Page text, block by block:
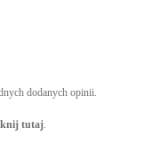
dodanych opinii.
tutaj.